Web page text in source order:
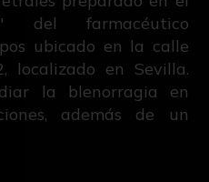
del farmacéutico
ubicado en la calle
localizado en Sevilla.
la blenorragia en
además de un